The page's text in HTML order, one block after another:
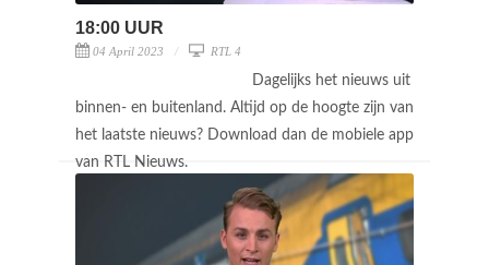
18:00 UUR
04 April 2023 RTL 4
Dagelijks het nieuws uit
binnen- en buitenland. Altijd op de hoogte zijn van
het laatste nieuws? Download dan de mobiele app
van RTL Nieuws.